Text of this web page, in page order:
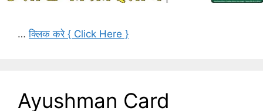
…क्लिक करे { Click Here }
Ayushman Card